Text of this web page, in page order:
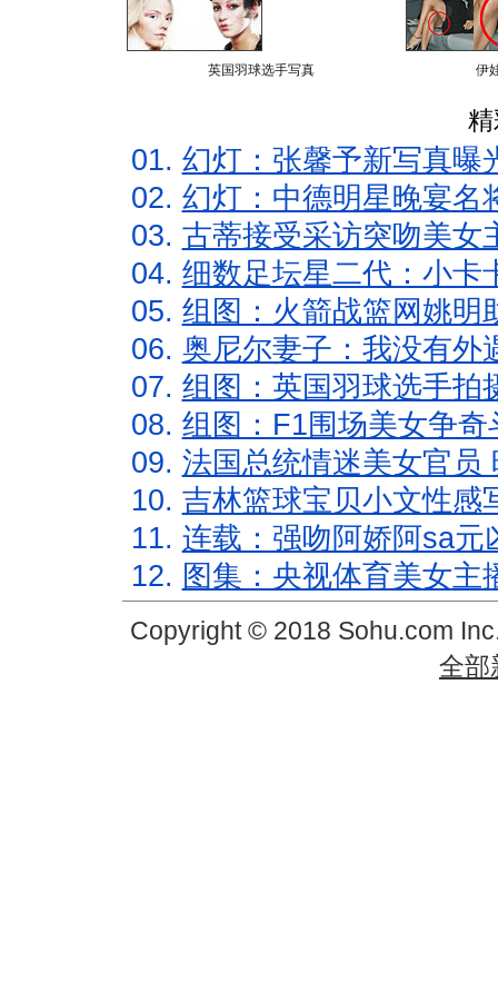
英国羽球选手写真 伊
01. 幻灯：张馨予新写真曝
02. 幻灯：中德明星晚宴名
03. 古蒂接受采访突吻美女
04. 细数足坛星二代：小卡
05. 组图：火箭战篮网姚明
06. 奥尼尔妻子：我没有外
07. 组图：英国羽球选手拍
08. 组图：F1围场美女争
09. 法国总统情迷美女官员
10. 吉林篮球宝贝小文性感
11. 连载：强吻阿娇阿sa元
12. 图集：央视体育美女主
Copyright © 2018 Sohu.com
全部